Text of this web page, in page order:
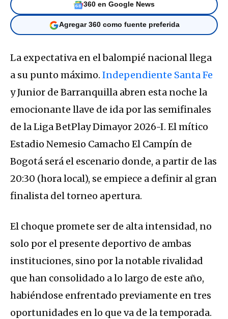
360 en Google News
Agregar 360 como fuente preferida
La expectativa en el balompié nacional llega
a su punto máximo. Independiente Santa Fe
y Junior de Barranquilla abren esta noche la
emocionante llave de ida por las semifinales
de la Liga BetPlay Dimayor 2026-I. El mítico
Estadio Nemesio Camacho El Campín de
Bogotá será el escenario donde, a partir de las
20:30 (hora local), se empiece a definir al gran
finalista del torneo apertura.
El choque promete ser de alta intensidad, no
solo por el presente deportivo de ambas
instituciones, sino por la notable rivalidad
que han consolidado a lo largo de este año,
habiéndose enfrentado previamente en tres
oportunidades en lo que va de la temporada.